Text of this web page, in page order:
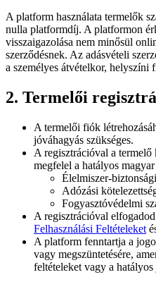
A platform használata termelők
nulla platformdíj. A platformon
visszaigazolása nem minősül
szerződésnek. Az adásvételi
a személyes átvételkor, helyszíni
2. Termelői
A termelői fiók
jóváhagyás szükséges.
A regisztrációval a
megfelel a hatályos
Élelmiszer-
Adózási
Fogyasztóvédelmi
A regisztrációval
Felhasználási Feltételeket
A platform fenntartja a
vagy megszüntetésére,
feltételeket vagy a